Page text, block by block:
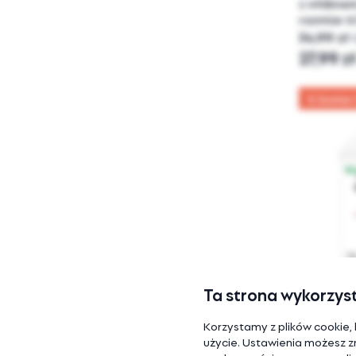
rozmiar 6
34,99 zł
27,99 zł
5
dla
szt.
Ta strona
Korzystamy z plików
użycie. Ustawienia możesz